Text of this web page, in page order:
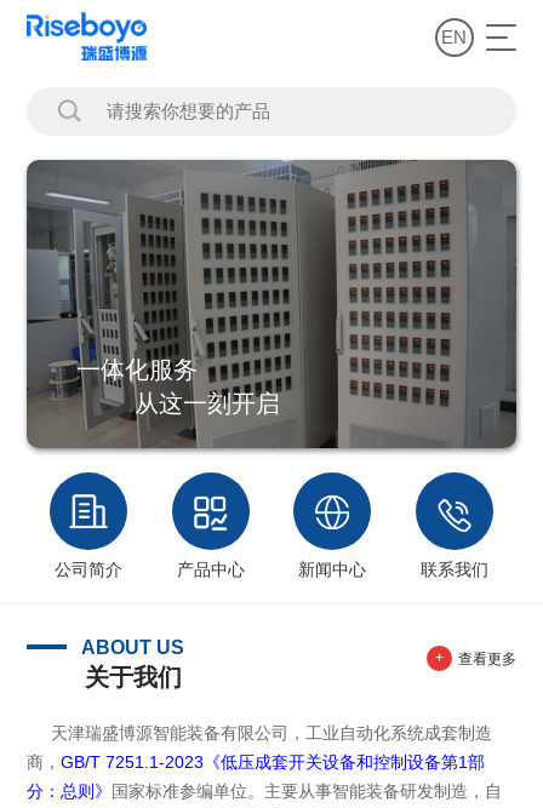
EN
一体化服务
从这一刻开启
公司简介 产品中心 新闻中心 联系我们
ABOUT US
关于我们
+ 查看更多
天津瑞盛博源智能装备有限公司，工业自动化系统成套制造
商，GB/T 7251.1-2023《低压成套开关设备和控制设备第1部
分：总则》 国家标准参编单位。主要从事智能装备研发制造，自